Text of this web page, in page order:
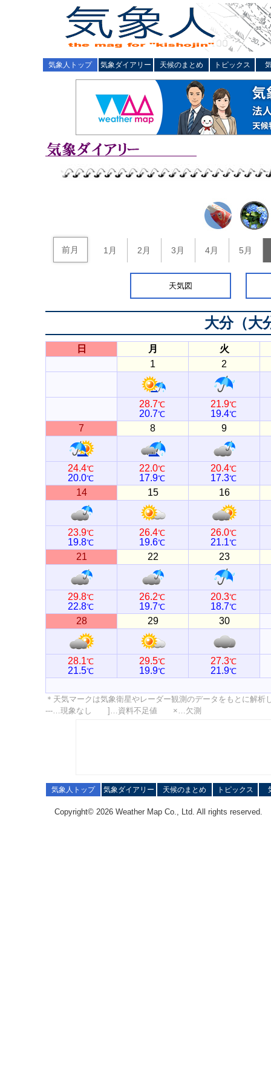
気象人トップ 気象ダイアリー 天候のまとめ トピックス
前月 1月 2月 3月 4月 5月
天気図
大分（大
日 月
火
1
2
28.7℃
20.7℃
21.9℃
19.4℃
7 8 9
24.4℃
20.0℃
22.0℃
17.9℃
20.4℃
17.3℃
14 15 16
23.9℃
19.8℃
26.4℃
19.6℃
26.0℃
21.1℃
21 22 23
29.8℃
22.8℃
26.2℃
19.7℃
20.3℃
18.7℃
28 29 30
28.1℃
21.5℃
29.5℃
19.9℃
27.3℃
21.9℃
＊天気マークは気象衛星やレーダー観測のデータをもとに解
---…現象なし ]…資料不足値 ×…欠測
気象人トップ 気象ダイアリー 天候のまとめ トピックス
Copyright© 2026 Weather Map Co., Ltd. All rights reserved.